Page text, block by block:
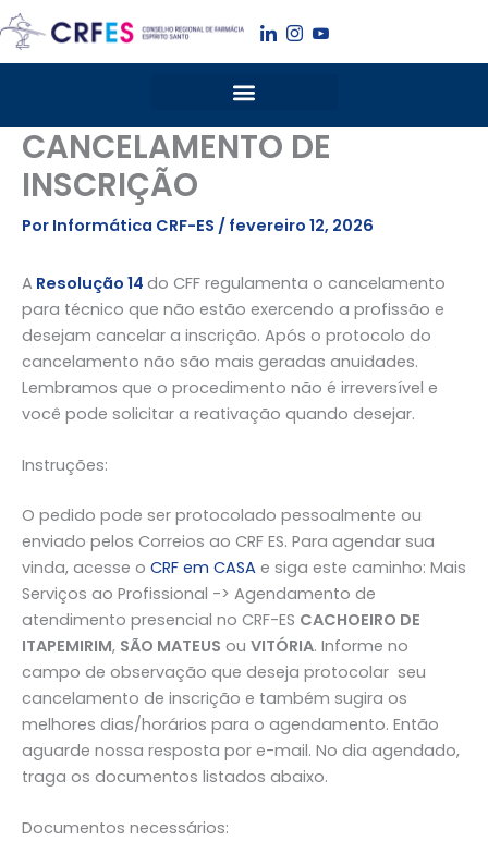
para
o
CANCELAMENTO DE
INSCRIÇÃO
Por Informática CRF-ES / fevereiro 12, 2026
A Resolução 14 do CFF regulamenta o cancelamento
para técnico que não estão exercendo a profissão e
desejam cancelar a inscrição. Após o protocolo do
cancelamento não são mais geradas anuidades.
Lembramos que o procedimento não é irreversível e
você pode solicitar a reativação quando desejar.
Instruções:
O pedido pode ser protocolado pessoalmente ou
enviado pelos Correios ao CRF ES. Para agendar sua
vinda, acesse o CRF em CASA e siga este caminho: Mais
Serviços ao Profissional -> Agendamento de
atendimento presencial no CRF-ES CACHOEIRO DE
ITAPEMIRIM, SÃO MATEUS ou VITÓRIA. Informe no
campo de observação que deseja protocolar seu
cancelamento de inscrição e também sugira os
melhores dias/horários para o agendamento. Então
aguarde nossa resposta por e-mail. No dia agendado,
traga os documentos listados abaixo.
Documentos necessários: